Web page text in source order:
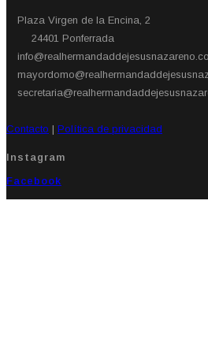
Plaza Virgen de la Encina, 2
24401 Ponferrada​
Contacto | Política de privacidad
Instagram
Facebook